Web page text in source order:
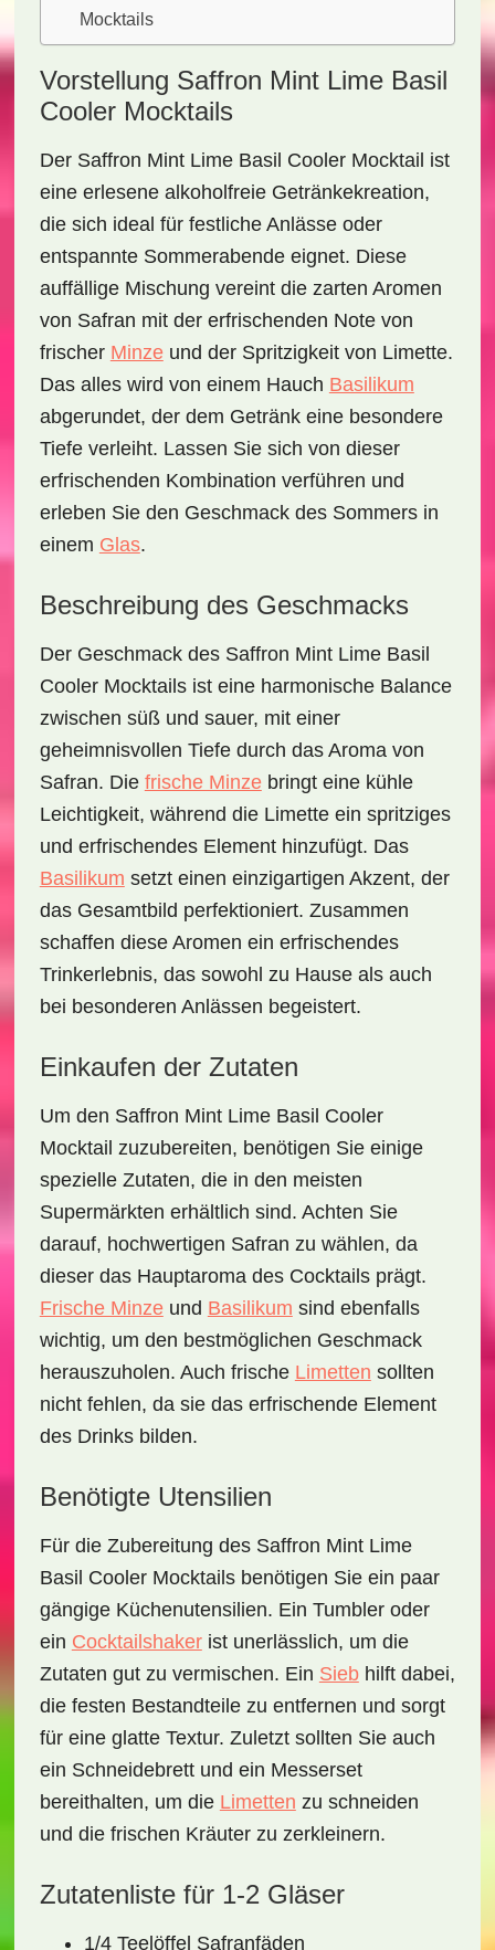
Mocktails
Vorstellung Saffron Mint Lime Basil
Cooler Mocktails
Der Saffron Mint Lime Basil Cooler Mocktail ist
eine erlesene alkoholfreie Getränkekreation,
die sich ideal für festliche Anlässe oder
entspannte Sommerabende eignet. Diese
auffällige Mischung vereint die zarten Aromen
von Safran mit der erfrischenden Note von
frischer Minzeund der Spritzigkeit von Limette.
Das alles wird von einem Hauch Basilikum
abgerundet, der dem Getränk eine besondere
Tiefe verleiht. Lassen Sie sich von dieser
erfrischenden Kombination verführen und
erleben Sie den Geschmack des Sommers in
einem Glas.
Beschreibung des Geschmacks
Der Geschmack des Saffron Mint Lime Basil
Cooler Mocktailsist eine harmonische Balance
zwischen süß und sauer, mit einer
geheimnisvollen Tiefe durch das Aroma von
Safran. Die frische Minzebringt eine kühle
Leichtigkeit, während die Limette ein spritziges
und erfrischendes Element hinzufügt. Das
Basilikum setzt einen einzigartigen Akzent, der
das Gesamtbild perfektioniert. Zusammen
schaffen diese Aromen ein erfrischendes
Trinkerlebnis, das sowohl zu Hause als auch
bei besonderen Anlässen begeistert.
Einkaufen der Zutaten
Um den Saffron Mint Lime Basil Cooler
Mocktail zuzubereiten, benötigen Sie einige
spezielle Zutaten, die in den meisten
Supermärkten erhältlich sind. Achten Sie
darauf, hochwertigen Safran zu wählen, da
dieser das Hauptaroma des Cocktails prägt.
Frische Minzeund Basilikum sind ebenfalls
wichtig, um den bestmöglichen Geschmack
herauszuholen. Auch frische Limetten sollten
nicht fehlen, da sie das erfrischende Element
des Drinks bilden.
Benötigte Utensilien
Für die Zubereitung des Saffron Mint Lime
Basil Cooler Mocktailsbenötigen Sie ein paar
gängige Küchenutensilien. Ein Tumbler oder
ein Cocktailshakerist unerlässlich, um die
Zutaten gut zu vermischen. Ein Siebhilft dabei,
die festen Bestandteile zu entfernen und sorgt
für eine glatte Textur. Zuletzt sollten Sie auch
ein Schneidebrettund ein Messerset
bereithalten, um die Limetten zu schneiden
und die frischen Kräuter zu zerkleinern.
Zutatenliste für 1-2 Gläser
1/4 Teelöffel Safranfäden